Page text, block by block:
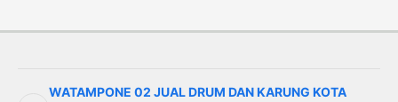
WATAMPONE 02 JUAL DRUM DAN KARUNG KOTA